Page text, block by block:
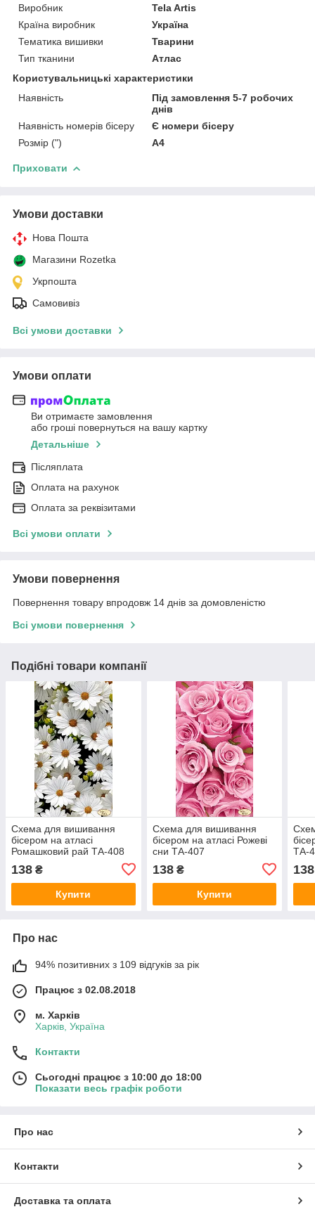
Виробник
Tela Artis
Країна виробник
Україна
Тематика вишивки
Тварини
Тип тканини
Атлас
Користувальницькі характеристики
Наявність
Під замовлення 5-7 робочих
днів
Наявність номерів бісеру
Є номери бісеру
Розмір (")
А4
Приховати
Умови доставки
Нова Пошта
Магазини Rozetka
Укрпошта
Самовивіз
Всі умови доставки
Умови оплати
Ви отримаєте замовлення
або гроші повернуться на вашу картку
Детальніше
Післяплата
Оплата на рахунок
Оплата за реквізитами
Всі умови оплати
Умови повернення
Повернення товару впродовж 14 днів за домовленістю
Всі умови повернення
Подібні товари компанії
Схема для вишивання
бісером на атласі
Ромашковий рай ТА-408
138 ₴
Купити
Схема для вишивання
бісером на атласі Рожеві
сни ТА-407
138₴
Купити
ТА-
138
Про нас
94% позитивних з 109 відгуків за рік
Працює з 02.08.2018
м. Харків
Харків, Україна
Контакти
Сьогодні працює з 10:00 до 18:00
Показати весь графік роботи
Про нас
Контакти
Доставка та оплата